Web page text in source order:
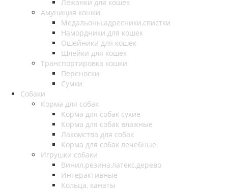
Лежанки для кошек
Амуниция кошки
Медальоны,адресники,свистки
Намордники для кошек
Ошейники для кошек
Шлейки для кошек
Транспортировка кошки
Переноски
Сумки
Собаки
Корма для собак
Корма для собак сухие
Корма для собак влажные
Лакомства для собак
Корма для собак лечебные
Игрушки собаки
Винил,резина,латекс,дерево
Интерактивные
Кольца, канаты